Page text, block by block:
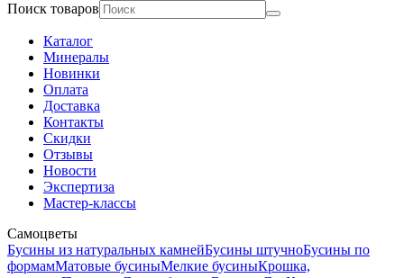
Поиск товаров
Каталог
Минералы
Новинки
Оплата
Доставка
Контакты
Скидки
Отзывы
Новости
Экспертиза
Мастер-классы
Самоцветы
Бусины из натуральных камнейБусины штучноБусины по
формамМатовые бусиныМелкие бусиныКрошка,